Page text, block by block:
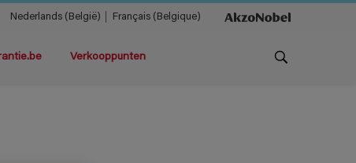
Nederlands (België) Français (Belgique)
Verkooppunten